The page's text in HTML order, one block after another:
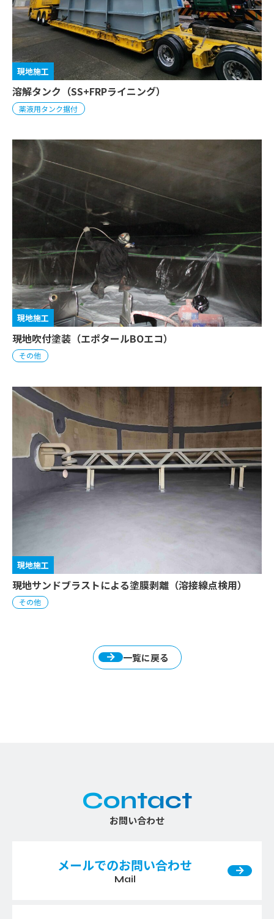
現地施工
溶解タンク（SS+FRPライニング）
薬液用タンク据付
現地施工
現地吹付塗装（エポタールBOエコ）
その他
現地施工
現地サンドブラストによる塗膜剥離（溶接線点検用）
その他
一覧に戻る
Contact
お問い合わせ
メールでのお問い合わせ
Mail